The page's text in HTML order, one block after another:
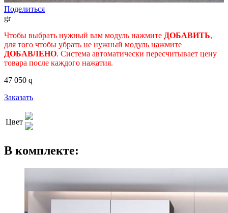
Поделиться
gr
Чтобы выбрать нужный вам модуль нажмите ДОБАВИТЬ,
для того чтобы убрать не нужный модуль нажмите
ДОБАВЛЕНО. Система автоматически пересчитывает цену
товара после каждого нажатия.
47 050 q
Заказать
Цвет
В комплекте: